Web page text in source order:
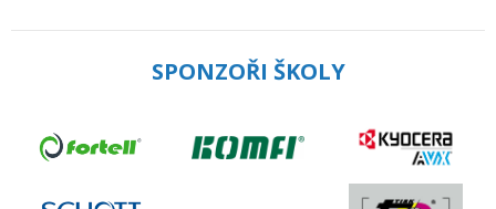
SPONZOŘI ŠKOLY